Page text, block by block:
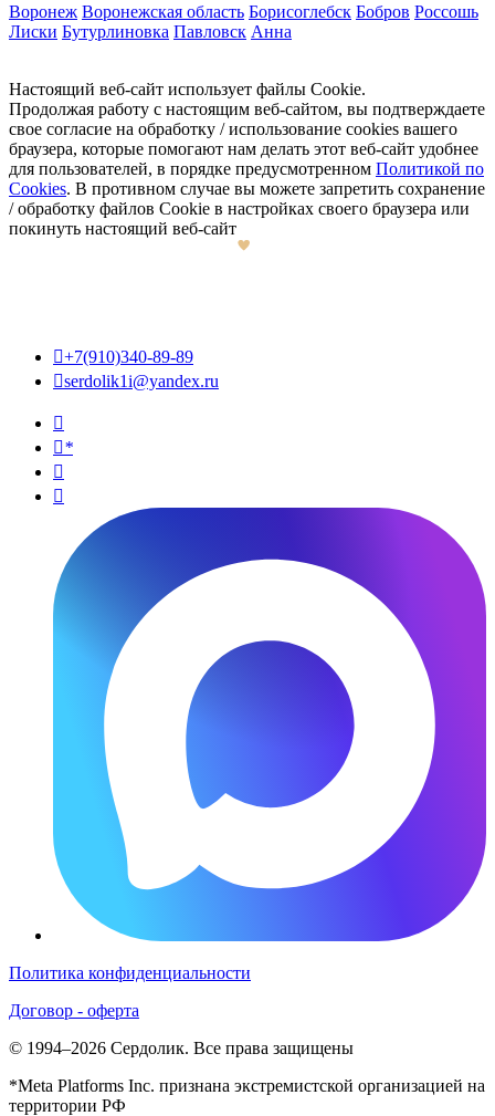
Воронеж Воронежская область Борисоглебск Бобров Россошь
Лиски Бутурлиновка Павловск Анна
Настоящий веб-сайт использует файлы Cookie.
Продолжая работу с настоящим веб-сайтом, вы подтверждаете
свое согласие на обработку / использование cookies вашего
браузера, которые помогают нам делать этот веб-сайт удобнее
для пользователей, в порядке предусмотренном Политикой по
Cookies. В противном случае вы можете запретить сохранение
/ обработку файлов Cookie в настройках своего браузера или
покинуть настоящий веб-сайт
+7(910)340-89-89
serdolik1i@yandex.ru

*


Политика конфиденциальности
Договор - оферта
© 1994–2026 Сердолик. Все права защищены
*Meta Platforms Inc. признана экстремистской организацией на
территории РФ